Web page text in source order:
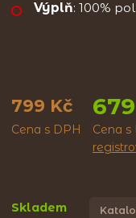
Výplň: 100%
799 Kč
Cena s DPH
Cena s
Skladem